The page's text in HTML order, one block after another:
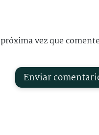
vez que
Enviar